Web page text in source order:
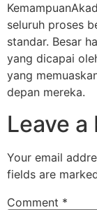
seluruh proses
standar. Besar
yang dicapai
yang
depan mereka.
Leave a
Your email
fields are
Comment *